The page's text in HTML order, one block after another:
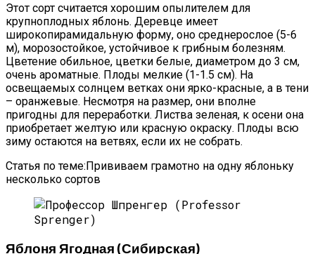
Этот сорт считается хорошим опылителем для
крупноплодных яблонь. Деревце имеет
широкопирамидальную форму, оно среднерослое (5-6
м), морозостойкое, устойчивое к грибным болезням.
Цветение обильное, цветки белые, диаметром до 3 см,
очень ароматные. Плоды мелкие (1-1.5 см). На
освещаемых солнцем ветках они ярко-красные, а в тени
– оранжевые. Несмотря на размер, они вполне
пригодны для переработки. Листва зеленая, к осени она
приобретает желтую или красную окраску. Плоды всю
зиму остаются на ветвях, если их не собрать.
Статья по теме:Прививаем грамотно на одну яблоньку
несколько сортов
Яблоня Ягодная (сибирская)